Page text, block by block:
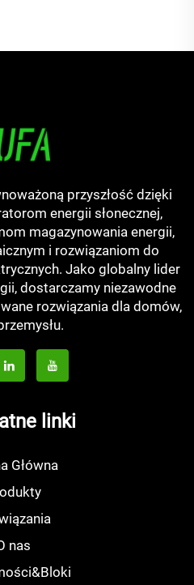
przyszłość dzięki
energii słonecznej,
magazynowania energii,
i rozwiązaniom do
Jako globalny lider
dostarczamy niezawodne
rozwiązania dla domów,
linki
Główna
nas